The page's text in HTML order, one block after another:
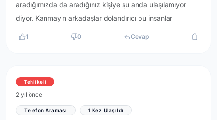
aradığımızda da aradığınız kişiye şu anda ulaşılamıyor
diyor. Kanmayın arkadaşlar dolandırıcı bu insanlar
1 0 Cevap
Tehlikeli
2 yıl önce
Telefon Araması 1 Kez Ulaşıldı